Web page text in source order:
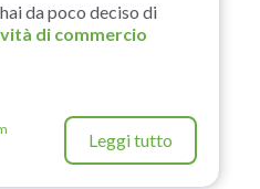
da poco deciso di
di commercio
Leggi tutto